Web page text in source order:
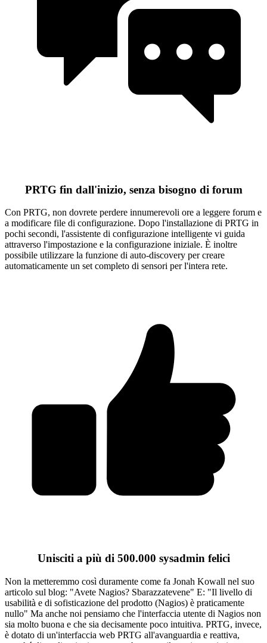
PRTG fin dall'inizio, senza bisogno di forum
Con PRTG, non dovrete perdere innumerevoli ore a leggere forum e
a modificare file di configurazione. Dopo l'installazione di PRTG in
pochi secondi, l'assistente di configurazione intelligente vi guida
attraverso l'impostazione e la configurazione iniziale. È inoltre
possibile utilizzare la funzione di auto-discovery per creare
automaticamente un set completo di sensori per l'intera rete.
Unisciti a più di 500.000 sysadmin felici
Non la metteremmo così duramente come fa Jonah Kowall nel suo
articolo sul blog: "Avete Nagios? Sbarazzatevene" E: "Il livello di
usabilità e di sofisticazione del prodotto (Nagios) è praticamente
nullo" Ma anche noi pensiamo che l'interfaccia utente di Nagios non
sia molto buona e che sia decisamente poco intuitiva. PRTG, invece,
è dotato di un'interfaccia web PRTG all'avanguardia e reattiva,